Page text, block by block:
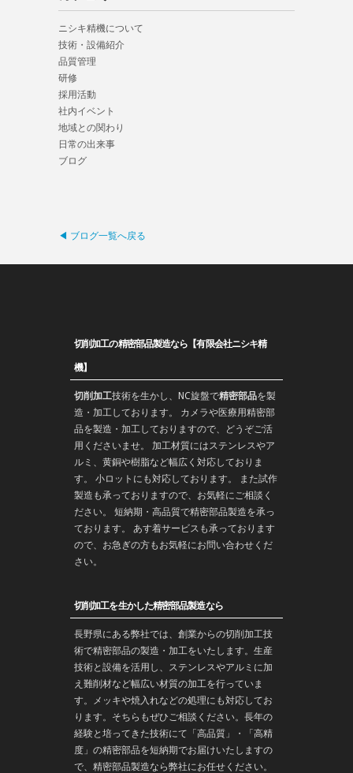
ニシキ精機について
技術・設備紹介
品質管理
研修
採用活動
社内イベント
地域との関わり
日常の出来事
ブログ
◀ ブログ一覧へ戻る
切削加工の精密部品製造なら【有限会社ニシキ精
機】
切削加工技術を生かし、 NC旋盤で精密部品を製
造 ・加工しております。 カメラや医療用精密部
品を製造・加工しておりますので、どうぞご活
用くださいませ。 加工材質にはステンレスやア
ルミ、黄銅や樹脂など幅広く対応しておりま
す。 小ロットにも対応しております。 また試作
製造 も承っておりますので、お気軽にご相談く
ださい。 短納期・高品質で精密部品製造を承っ
ております。 あす着サービスも承っております
ので、お急ぎの方もお気軽にお問い合わせくだ
さい。
切削加工を生かした精密部品製造なら
長野県にある弊社では、創業からの切削加工技
術で精密部品の製造・ 加工をいたします。生産
技術と設備を活用し、ステンレスやアルミに加
え難削材など幅広い材質の加工を行っていま
す。メッキや焼入れなどの処理にも対応してお
ります。そちらもぜひご相談ください。長年の
経験と培ってきた技術にて「高品質」・「高精
度」の精密部品を短納期でお届けいたしますの
で、精密部品製造なら弊社にお任せください。